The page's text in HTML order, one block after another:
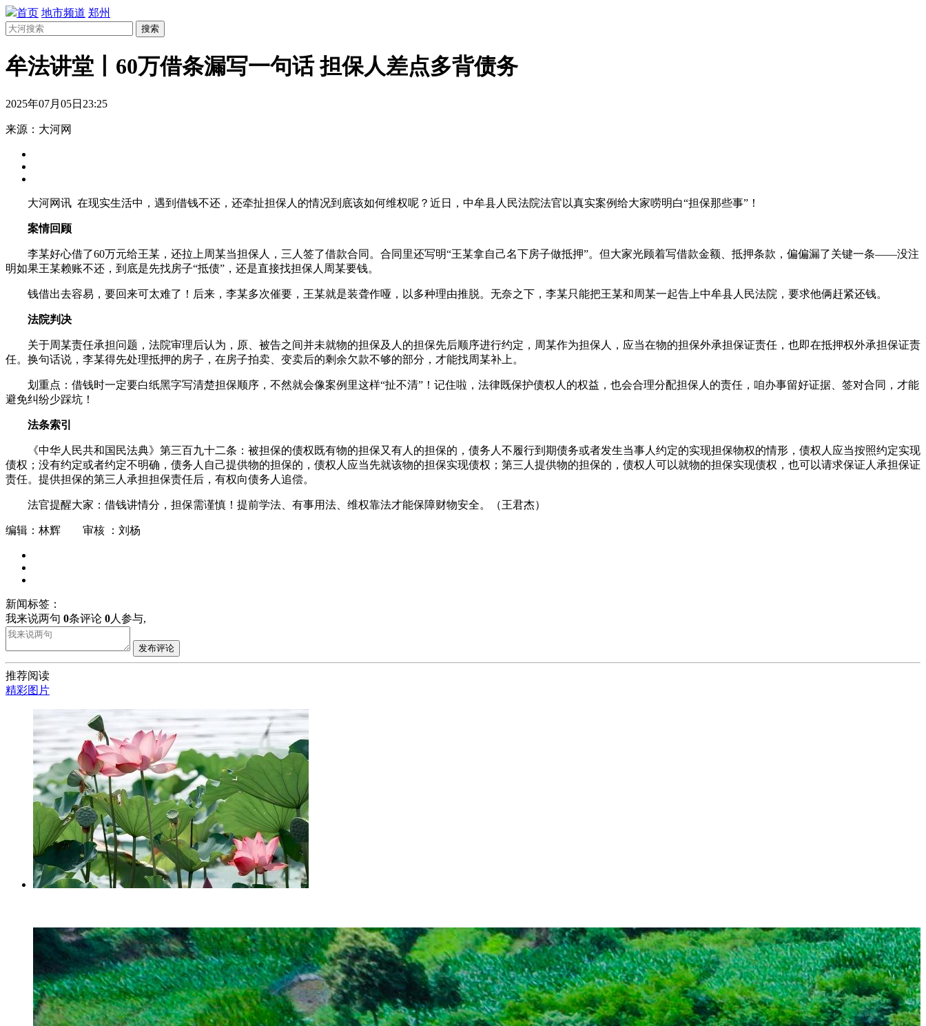
首页 地市频道 郑州
搜索
牟法讲堂丨60万借条漏写一句话 担保人差点多背债务
2025年07月05日23:25
来源：大河网
大河网讯 在现实生活中，遇到借钱不还，还牵扯担保人的情况到底该如何维权呢？近日，中牟县人民法院法官以真实案例给大家唠明白“担保那些事”！
案情回顾
李某好心借了60万元给王某，还拉上周某当担保人，三人签了借款合同。合同里还写明“王某拿自己名下房子做抵押”。但大家光顾着写借款金额、抵押条款，偏偏漏了关键一条——没注
明如果王某赖账不还，到底是先找房子“抵债”，还是直接找担保人周某要钱。
钱借出去容易，要回来可太难了！后来，李某多次催要，王某就是装聋作哑，以多种理由推脱。无奈之下，李某只能把王某和周某一起告上中牟县人民法院，要求他俩赶紧还钱。
法院判决
关于周某责任承担问题，法院审理后认为，原、被告之间并未就物的担保及人的担保先后顺序进行约定，周某作为担保人，应当在物的担保外承担保证责任，也即在抵押权外承担保证责
任。换句话说，李某得先处理抵押的房子，在房子拍卖、变卖后的剩余欠款不够的部分，才能找周某补上。
划重点：借钱时一定要白纸黑字写清楚担保顺序，不然就会像案例里这样“扯不清”！记住啦，法律既保护债权人的权益，也会合理分配担保人的责任，咱办事留好证据、签对合同，才能
避免纠纷少踩坑！
法条索引
《中华人民共和国民法典》第三百九十二条：被担保的债权既有物的担保又有人的担保的，债务人不履行到期债务或者发生当事人约定的实现担保物权的情形，债权人应当按照约定实现
债权；没有约定或者约定不明确，债务人自己提供物的担保的，债权人应当先就该物的担保实现债权；第三人提供物的担保的，债权人可以就物的担保实现债权，也可以请求保证人承担保证
责任。提供担保的第三人承担担保责任后，有权向债务人追偿。
法官提醒大家：借钱讲情分，担保需谨慎！提前学法、有事用法、维权靠法才能保障财物安全。（王君杰）
编辑：林辉 审核 ：刘杨
新闻标签：
我来说两句 0条评论 0人参与,
发布评论
推荐阅读